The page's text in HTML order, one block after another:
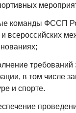
команды ФССП
всероссийских
требований
в том числе
и спорте.